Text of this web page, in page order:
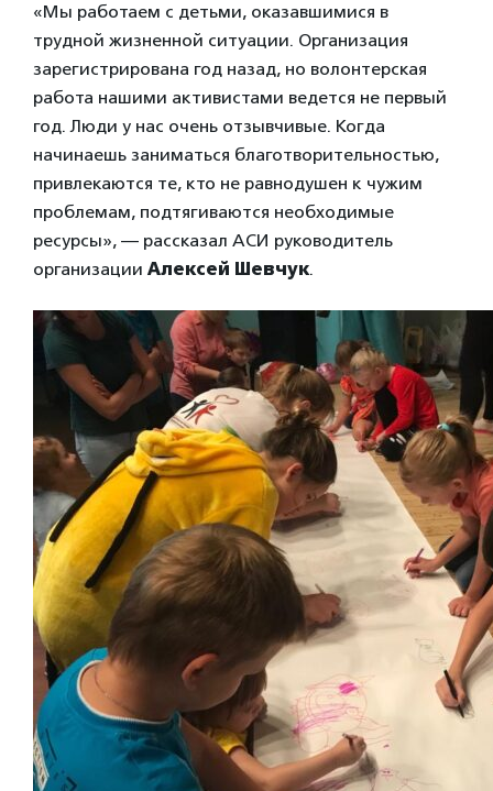
«Мы работаем с детьми, оказавшимися в
трудной жизненной ситуации. Организация
зарегистрирована год назад, но волонтерская
работа нашими активистами ведется не первый
год. Люди у нас очень отзывчивые. Когда
начинаешь заниматься благотворительностью,
привлекаются те, кто не равнодушен к чужим
проблемам, подтягиваются необходимые
ресурсы», — рассказал АСИ руководитель
организации Алексей Шевчук.